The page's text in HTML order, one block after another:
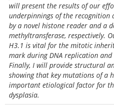
will present the results of our
underpinnings of the recognition
by a novel histone reader and a
methyltransferase, respectively.
H3.1 is vital for the mitotic
mark during DNA replication
Finally, I will provide structural
showing that key mutations of a
important etiological factor for
dysplasia.